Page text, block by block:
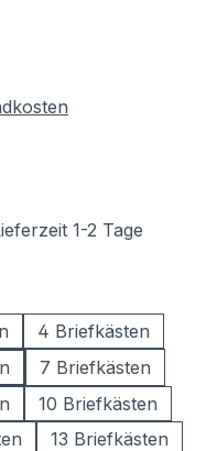
1-2 Tage
4 Briefkästen
7 Briefkästen
10 Briefkästen
13 Briefkästen